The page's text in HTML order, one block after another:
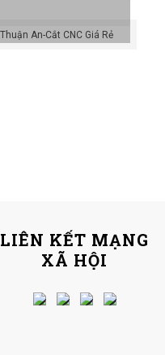
LIÊN KẾT MẠNG
XÃ HỘI